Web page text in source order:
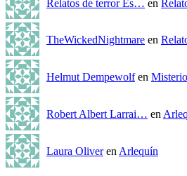
Relatos de terror Es… en
TheWickedNightmare en
Helmut Dempewolfen
Robert Albert Larrai… en
Laura Oliveren Arlequín